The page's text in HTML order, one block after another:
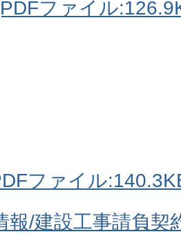
ファイル
ファイル
報/建設工事請負契